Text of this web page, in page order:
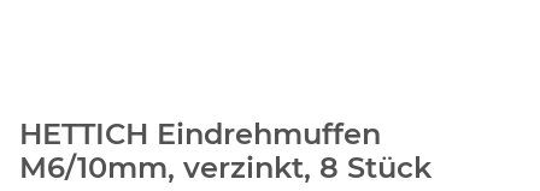
HETTICH Eindrehmuffen
M6/10mm, verzinkt, 8 Stück